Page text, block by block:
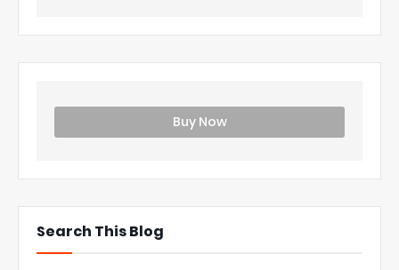
Buy Now
Search This Blog